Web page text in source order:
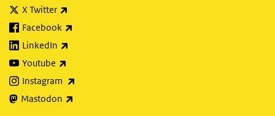
X Twitter
Facebook
LinkedIn
Youtube
Instagram
Mastodon